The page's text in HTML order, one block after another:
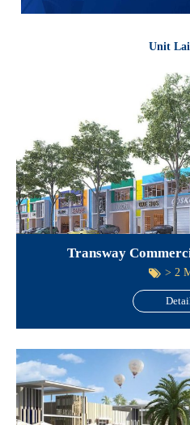
Unit
Transway
> 2